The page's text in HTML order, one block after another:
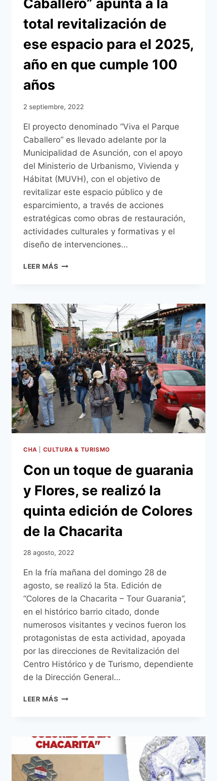
Caballero” apunta a la
total revitalización de
ese espacio para el 2025,
año en que cumple 100
años
2 septiembre, 2022
El proyecto denominado “Viva el Parque
Caballero” es llevado adelante por la
Municipalidad de Asunción, con el apoyo
del Ministerio de Urbanismo, Vivienda y
Hábitat (MUVH), con el objetivo de
revitalizar este espacio público y de
esparcimiento, a través de acciones
estratégicas como obras de restauración,
actividades culturales y formativas y el
diseño de intervenciones…
LEER MÁS PROYECTO
CABALLERO”
APUNTA
A
LA
TOTAL
REVITALIZACIÓN
DE
ESE
ESPACIO
PARA
EL
2025,
AÑO
QUE
100
AÑOS
CHA CULTURA & TURISMO
Con un toque de guarania
y Flores, se realizó la
quinta edición de Colores
de la Chacarita
28 agosto, 2022
En la fría mañana del domingo 28 de
agosto, se realizó la 5ta. Edición de
“Colores de la Chacarita – Tour Guarania”,
en el histórico barrio citado, donde
numerosos visitantes y vecinos fueron los
protagonistas de esta actividad, apoyada
por las direcciones de Revitalización del
Centro Histórico y de Turismo, dependiente
de la Dirección General…
LEER MÁS CON
GUARANIA
Y